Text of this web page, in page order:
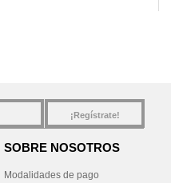
¡Regístrate!
SOBRE NOSOTROS
Modalidades de pago